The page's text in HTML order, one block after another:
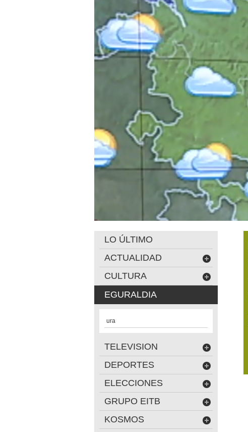
LO ÚLTIMO
ACTUALIDAD
CULTURA
EGURALDIA
ura
TELEVISION
DEPORTES
ELECCIONES
GRUPO EITB
KOSMOS